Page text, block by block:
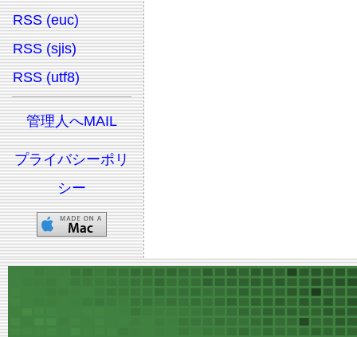
RSS (euc)
RSS (sjis)
RSS (utf8)
管理人へMAIL
プライバシーポリ
シー